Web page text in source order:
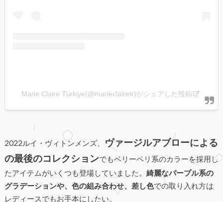
Marie Claire Türkiye(@marieclairetr)がシェアした投稿
2022ルイ・ヴィトンメンズ、
ヴァージルアブローによる
の最後のコレクションでもベリーペリ系のカラーを採用し
たアイテムがいくつも登場していました。 綺麗なパープル系の
グラデーションや、色の組み合わせ、差し色での取り入れ方は
レディースでもお手本にしたい。